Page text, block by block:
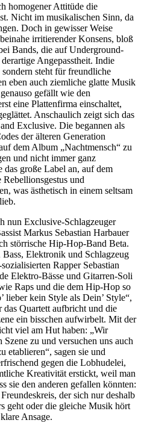
homogener Attitüde die
Nicht im musikalischen Sinn, da
Doch in gewisser Weise
irritierender Konsens, bloß
Bands, die auf Underground-
Angepasstheit. Indie
steht für freundliche
eben auch ziemliche glatte Musik
gefällt wie den
eine Plattenfirma einschaltet,
Anschaulich zeigt sich das
Exclusive. Die begannen als
der älteren Generation
dem Album „Nachtmensch“ zu
und nicht immer ganz
große Label an, auf dem
und
was ästhetisch in einem seltsam
nun Exclusive-Schlagzeuger
Markus Sebastian Harbauer
störrische Hip-Hop-Band Beta.
Elektronik und Schlagzeug
Rapper Sebastian
Elektro-Bässe und Gitarren-Soli
Raps und die dem Hip-Hop so
lieber kein Style als Dein’ Style“,
das Quartett aufbricht und die
ein bisschen aufwirbelt. Mit der
viel am Hut haben: „Wir
zu und versuchen uns auch
etablieren“, sagen sie und
gegen die Lobhudelei,
Kreativität erstickt, weil man
sie den anderen gefallen könnten:
der sich nur deshalb
geht oder die gleiche Musik hört
Ansage.